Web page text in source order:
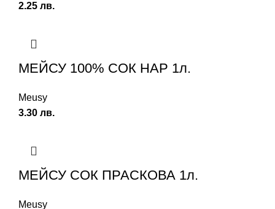
2.25 лв.
МЕЙСУ 100% СОК НАР 1л.
Meusy
3.30 лв.
МЕЙСУ СОК ПРАСКОВА 1л.
Meusy